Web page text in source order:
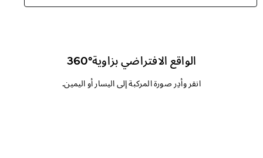
التصميم الخارجي
التصميم الداخلي
الواقع الافتراضي بزاوية°360
انقر وأدِر صورة المركبة إلى اليسار أو اليمين.